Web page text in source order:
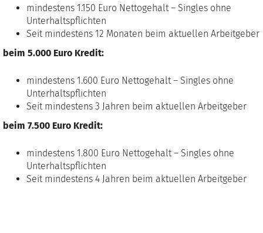
mindestens 1.150 Euro Nettogehalt – Singles ohne
Unterhaltspflichten
Seit mindestens 12 Monaten beim aktuellen Arbeitgeber
beim 5.000 Euro Kredit:
mindestens 1.600 Euro Nettogehalt – Singles ohne
Unterhaltspflichten
Seit mindestens 3 Jahren beim aktuellen Arbeitgeber
beim 7.500 Euro Kredit:
mindestens 1.800 Euro Nettogehalt – Singles ohne
Unterhaltspflichten
Seit mindestens 4 Jahren beim aktuellen Arbeitgeber